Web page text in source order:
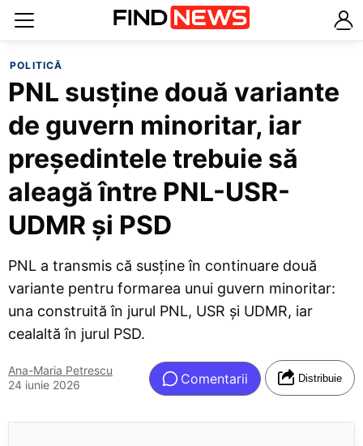
POLITICĂ
PNL susține două variante
de guvern minoritar, iar
președintele trebuie să
aleagă între PNL-USR-
UDMR și PSD
PNL a transmis că susține în continuare două
variante pentru formarea unui guvern minoritar:
una construită în jurul PNL, USR și UDMR, iar
cealaltă în jurul PSD.
Ana-Maria Petrescu
24 iunie 2026
Comentarii Distribuie